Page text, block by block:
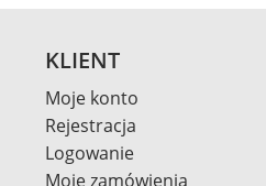
KLIENT
Moje konto
Rejestracja
Logowanie
Moje zamówienia